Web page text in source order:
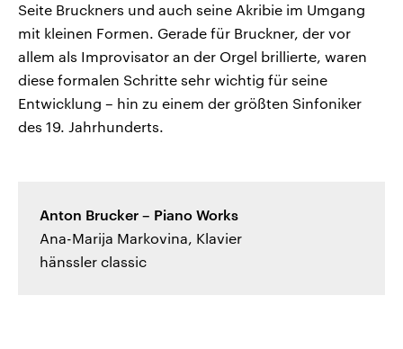
Seite Bruckners und auch seine Akribie im Umgang
mit kleinen Formen. Gerade für Bruckner, der vor
allem als Improvisator an der Orgel brillierte, waren
diese formalen Schritte sehr wichtig für seine
Entwicklung – hin zu einem der größten Sinfoniker
des 19. Jahrhunderts.
Anton Brucker – Piano Works
Ana-Marija Markovina, Klavier
hänssler classic